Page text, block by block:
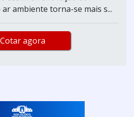
ambiente torna-se mais s...
Cotar agora